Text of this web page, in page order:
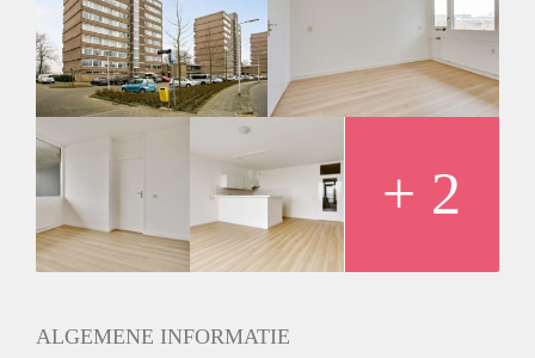
Inkomen eis
N.V.T.
Huurtermijn
Onbepaalde termijn
Oplevering
Kaal
+ 2
ALGEMENE INFORMATIE